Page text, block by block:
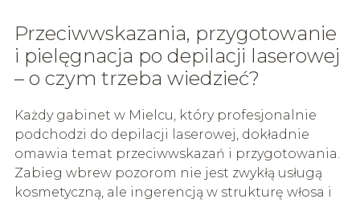
Przeciwwskazania, przygotowanie
i pielęgnacja po depilacji laserowej
– o czym trzeba wiedzieć?
Każdy gabinet w Mielcu, który profesjonalnie
podchodzi do depilacji laserowej, dokładnie
omawia temat przeciwwskazań i przygotowania.
Zabieg wbrew pozorom nie jest zwykłą usługą
kosmetyczną, ale ingerencją w strukturę włosa i